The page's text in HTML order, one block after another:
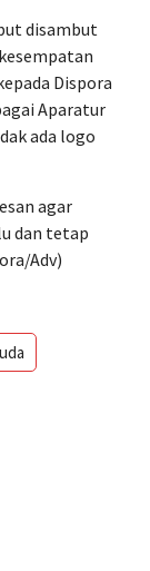
disambut
Dispora
Aparatur
ada logo
agar
dan tetap
Adv)